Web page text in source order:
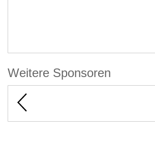
Weitere Sponsoren